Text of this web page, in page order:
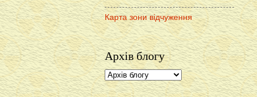
Карта зони відчуження
Архів блогу